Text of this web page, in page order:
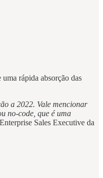
rápida absorção das
a 2022. Vale mencionar
no-code, que é uma
Sales Executive da